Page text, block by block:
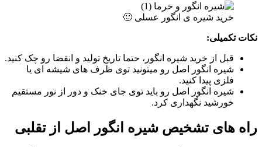
خرید شیره ی انگور عسلی 🙂
نکات تکمیلی:
قبل از خرید شیره انگور، حتما تاریخ تولید و انقضا رو چک کنید.
شیره انگور اصل رو میتونید توی ظرف های شیشه ای یا
فلزی پیدا کنید.
شیره انگور اصل رو باید توی جای خنک و دور از نور مستقیم
خورشید نگهداری کرد.
راه های تشخیص شیره انگور اصل از تقلبی